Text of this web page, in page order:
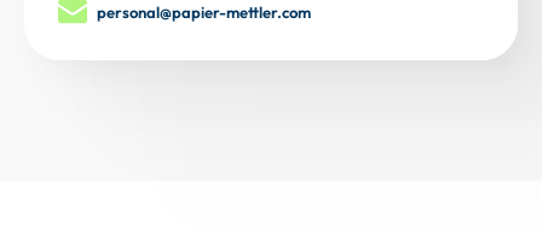
personal@papier-mettler.com